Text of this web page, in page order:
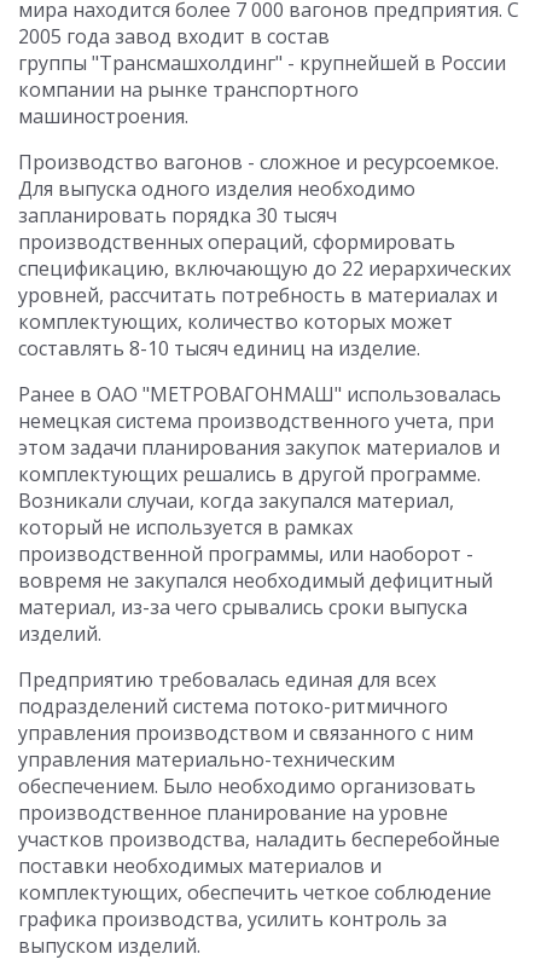
мира находится более 7 000 вагонов предприятия. С
2005 года завод входит в состав
группы "Трансмашхолдинг" - крупнейшей в России
компании на рынке транспортного
машиностроения.
Производство вагонов - сложное и ресурсоемкое.
Для выпуска одного изделия необходимо
запланировать порядка 30 тысяч
производственных операций, сформировать
спецификацию, включающую до 22 иерархических
уровней, рассчитать потребность в материалах и
комплектующих, количество которых может
составлять 8-10 тысяч единиц на изделие.
Ранее в ОАО "МЕТРОВАГОНМАШ" использовалась
немецкая система производственного учета, при
этом задачи планирования закупок материалов и
комплектующих решались в другой программе.
Возникали случаи, когда закупался материал,
который не используется в рамках
производственной программы, или наоборот -
вовремя не закупался необходимый дефицитный
материал, из-за чего срывались сроки выпуска
изделий.
Предприятию требовалась единая для всех
подразделений система потоко-ритмичного
управления производством и связанного с ним
управления материально-техническим
обеспечением. Было необходимо организовать
производственное планирование на уровне
участков производства, наладить бесперебойные
поставки необходимых материалов и
комплектующих, обеспечить четкое соблюдение
графика производства, усилить контроль за
выпуском изделий.